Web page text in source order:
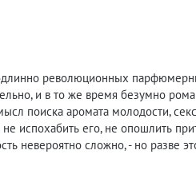
революционных
и в то же время безумно
поиска аромата молодости,
испохабить его, не опошлить
невероятно сложно, - но разве